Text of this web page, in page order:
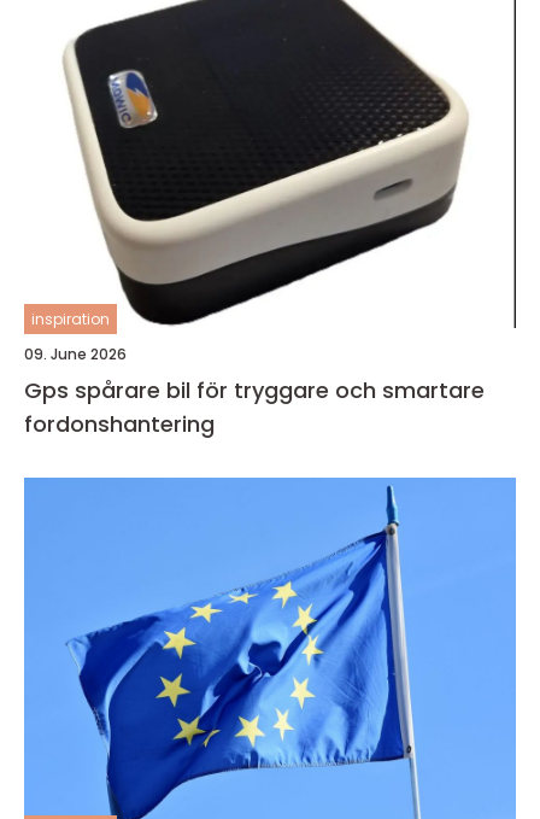
inspiration
09. June 2026
Gps spårare bil för tryggare och smartare
fordonshantering